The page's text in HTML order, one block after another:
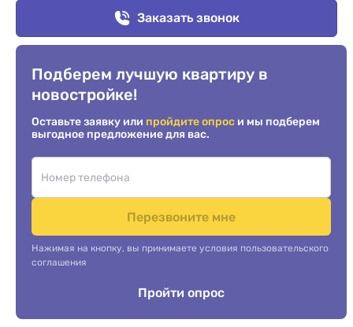
Заказать звонок
Подберем лучшую квартиру в
новостройке!
Оставьте заявку или пройдите опрос и мы подберем
выгодное предложение для вас.
Перезвоните мне
Нажимая на кнопку, вы принимаете условия пользовательского
соглашения
Пройти опрос